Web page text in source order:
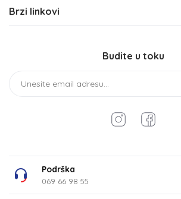
Brzi linkovi
Budite u toku
Podrška
069 66 98 55